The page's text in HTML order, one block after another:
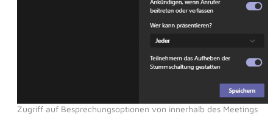
Zugriff auf Besprechungsoptionen von innerhalb des Meetings